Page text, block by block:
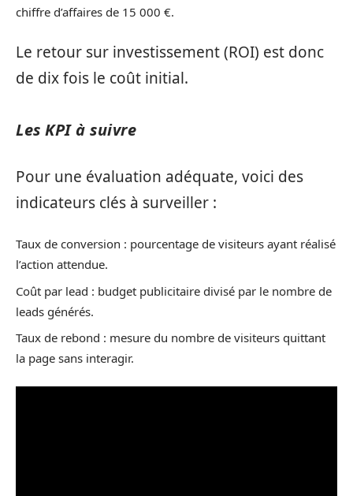
chiffre d’affaires de 15 000 €.
Le retour sur investissement (ROI) est donc
de dix fois le coût initial.
Les KPI à suivre
Pour une évaluation adéquate, voici des
indicateurs clés à surveiller :
Taux de conversion : pourcentage de visiteurs ayant réalisé
l’action attendue.
Coût par lead : budget publicitaire divisé par le nombre de
leads générés.
Taux de rebond : mesure du nombre de visiteurs quittant
la page sans interagir.